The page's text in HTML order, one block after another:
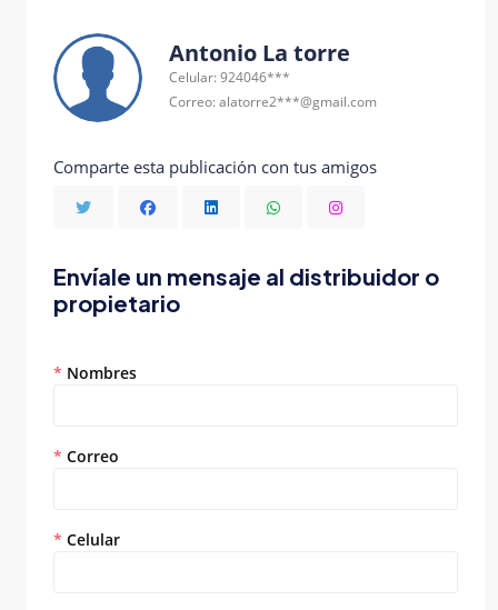
Antonio La torre
Celular: 924046***
Correo: alatorre2***@gmail.com
Comparte esta publicación con tus amigos
Envíale un mensaje al distribuidor o
propietario
* Nombres
* Correo
* Celular